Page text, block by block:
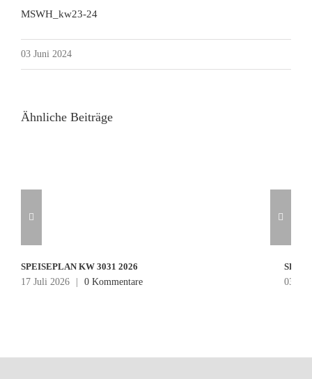
MSWH_kw23-24
03 Juni 2024
Ähnliche Beiträge
SPEISEPLAN KW 3031 2026
17 Juli 2026
| 0 Kommentare
03